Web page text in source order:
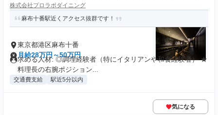
株式会社プロラボダイニング
麻布十番駅近くアクセス抜群です！
東京都港区麻布十番
月給28万円～50万円
求める人材: ◎調理経験者（特にイタリアンや和食経験者） ★
料理長の右腕ポジション...
交通費支給 駅近5分以内
気になる